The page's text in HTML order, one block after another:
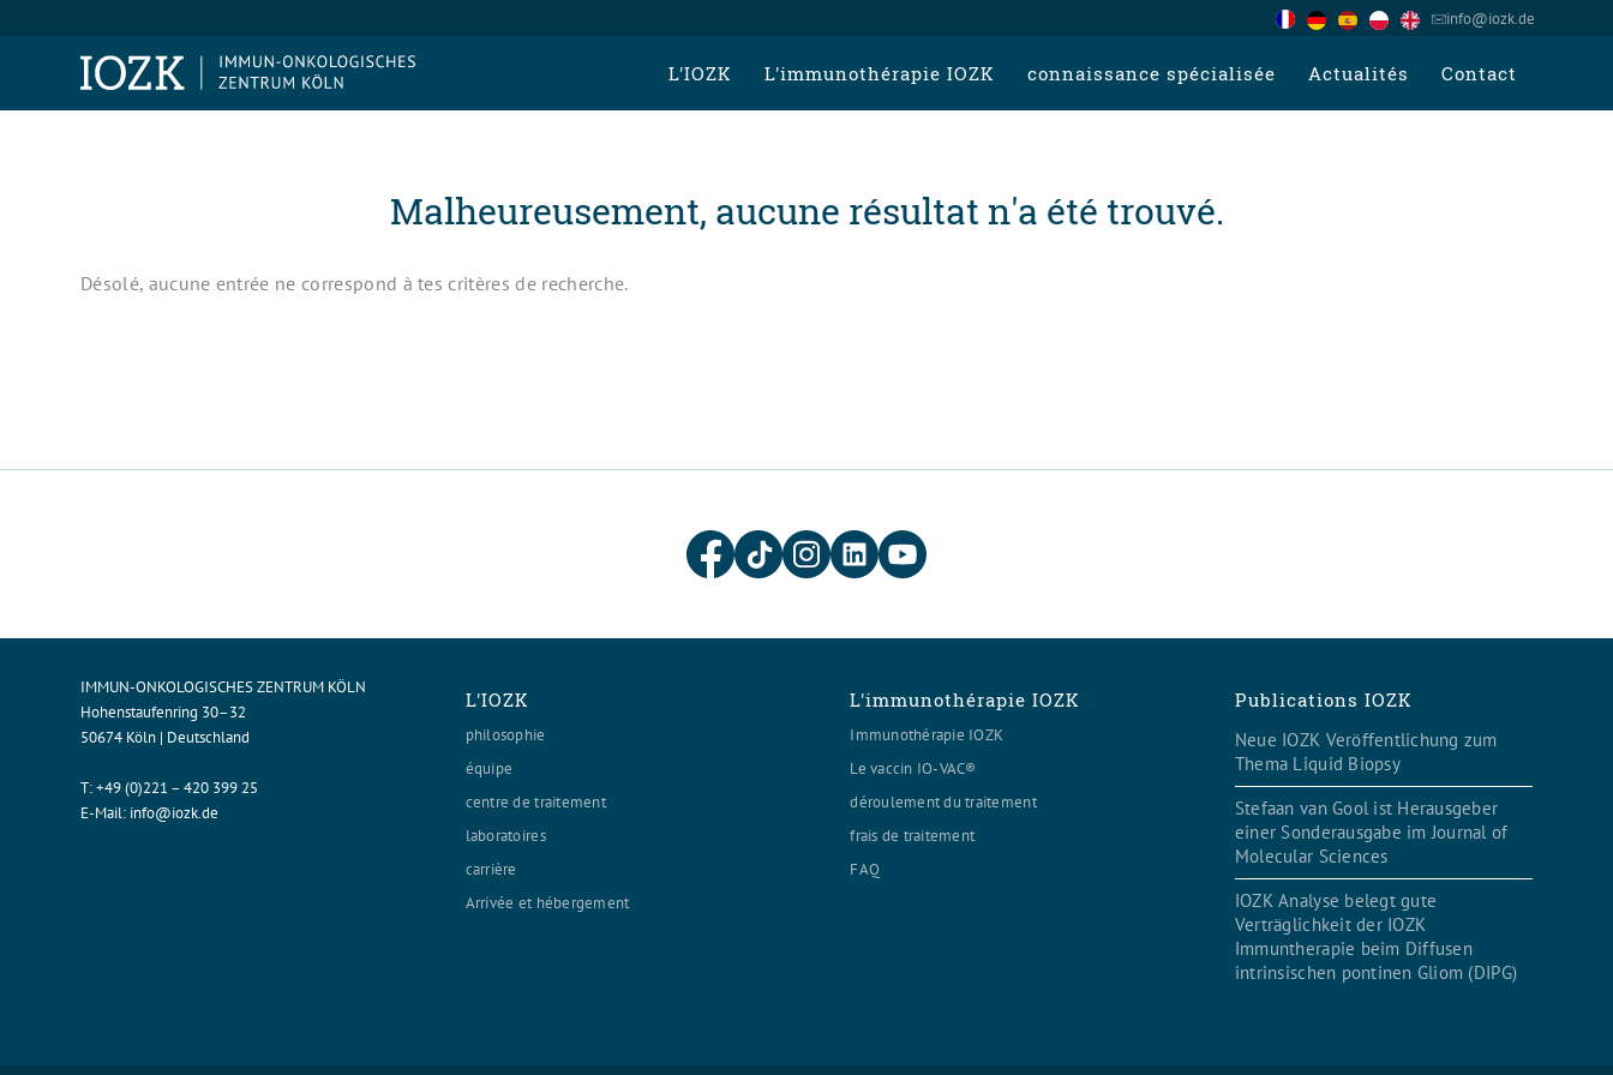
info@iozk.de
L'IOZK L'immunothérapie IOZK connaissance spécialisée Actualités Contact
Malheureusement, aucune résultat n'a été trouvé.
Désolé, aucune entrée ne correspond à tes critères de recherche.
IMMUN-ONKOLOGISCHES ZENTRUM KÖLN
Hohenstaufenring 30–32
50674 Köln | Deutschland
T:+49 (0)221 – 420 399 25
E-Mail: info@iozk.de
L'IOZK
philosophie
équipe
centre de traitement
laboratoires
carrière
Arrivée et hébergement
L'immunothérapie IOZK
Immunothérapie IOZK
Le vaccin IO-VAC®
déroulement du traitement
frais de traitement
FAQ
Publications IOZK
Neue IOZK Veröffentlichung zum
Thema Liquid Biopsy
Stefaan van Gool ist Herausgeber
einer Sonderausgabe im Journal of
Molecular Sciences
IOZK Analyse belegt gute
Verträglichkeit der IOZK
Immuntherapie beim Diffusen
intrinsischen pontinen Gliom (DIPG)